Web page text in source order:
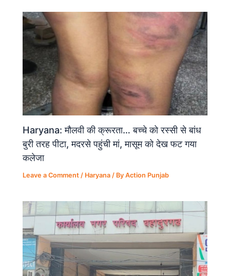
Haryana: मौलवी की क्रूरता… बच्चे को रस्सी से बांध
बुरी तरह पीटा, मदरसे पहुंची मां, मासूम को देख फट गया
कलेजा
Leave a Comment / Haryana / ByAction Punjab